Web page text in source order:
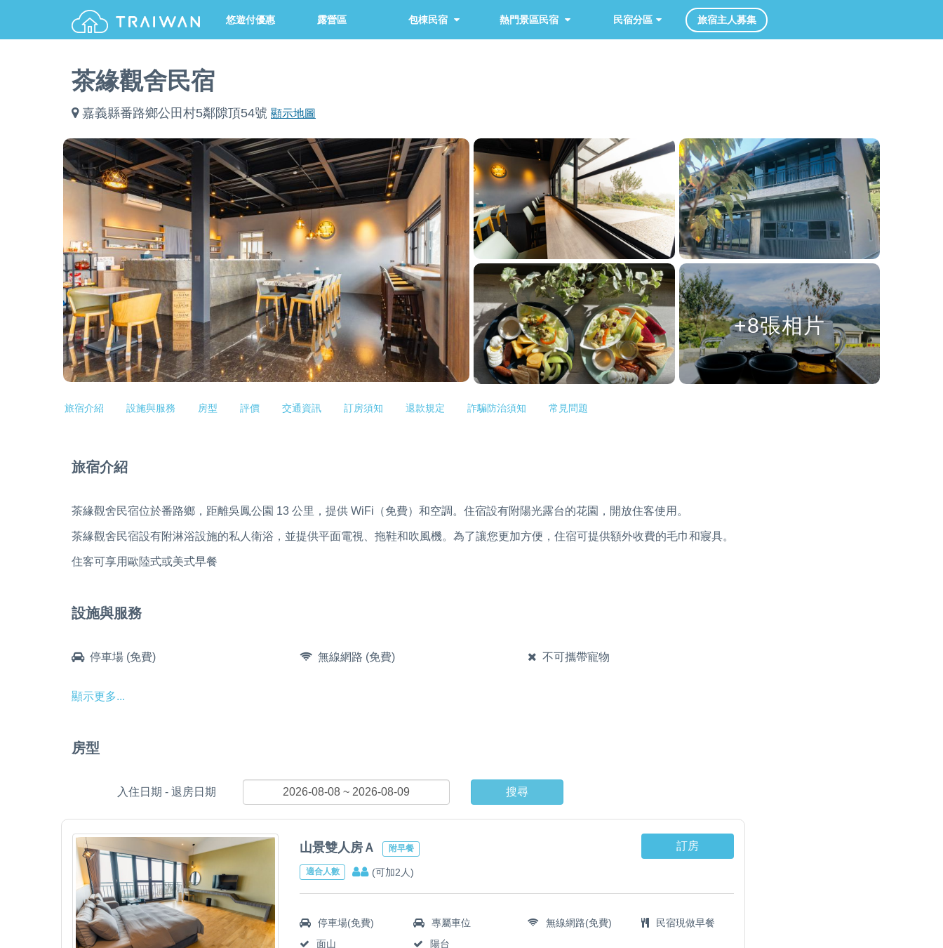
悠遊付優惠 露營區 包棟民宿 熱門景區民宿 民宿分區 旅宿主人募集
茶緣觀舍民宿
嘉義縣番路鄉公田村5鄰隙頂54號 顯示地圖
+8張相片
旅宿介紹 設施與服務 房型 評價 交通資訊 訂房須知 退款規定 詐騙防治須知 常見問題
旅宿介紹
茶緣觀舍民宿位於番路鄉，距離吳鳳公園 13 公里，提供 WiFi（免費）和空調。住宿設有附陽光露台的花園，開放住客使用。
茶緣觀舍民宿設有附淋浴設施的私人衛浴，並提供平面電視、拖鞋和吹風機。為了讓您更加方便，住宿可提供額外收費的毛巾和寢具。
住客可享用歐陸式或美式早餐
設施與服務
停車場 (免費) 無線網路 (免費) 不可攜帶寵物
顯示更多...
房型
入住日期 - 退房日期 搜尋
山景雙人房Ａ 附早餐
適合人數 (可加2人)
訂房
停車場(免費) 專屬車位 無線網路(免費)
民宿現做早餐
面山
陽台